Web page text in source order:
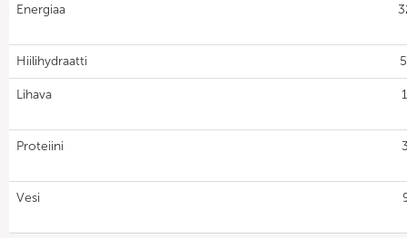
Energiaa
Hiilihydraatti
Lihava
Proteiini
Vesi